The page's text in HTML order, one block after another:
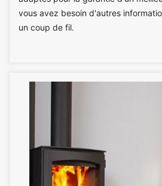
vous avez besoin d'autres
un coup de fil.